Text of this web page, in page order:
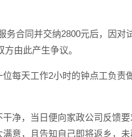
合同并交纳2800元后，因对
由此产生争议。
每天工作2小时的钟点工负责
净，当日便向家政公司反馈
意，且告知自己即将返乡，未